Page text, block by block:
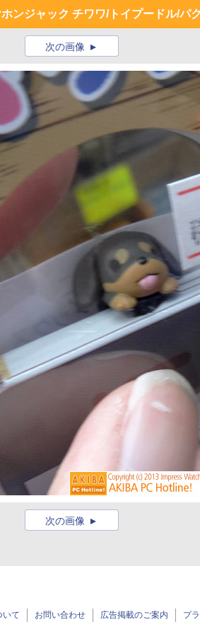
ンジャック チワワ/トイプードル/パ
次の画像
次の画像
いて お問い合わせ 広告掲載のご案内 プ